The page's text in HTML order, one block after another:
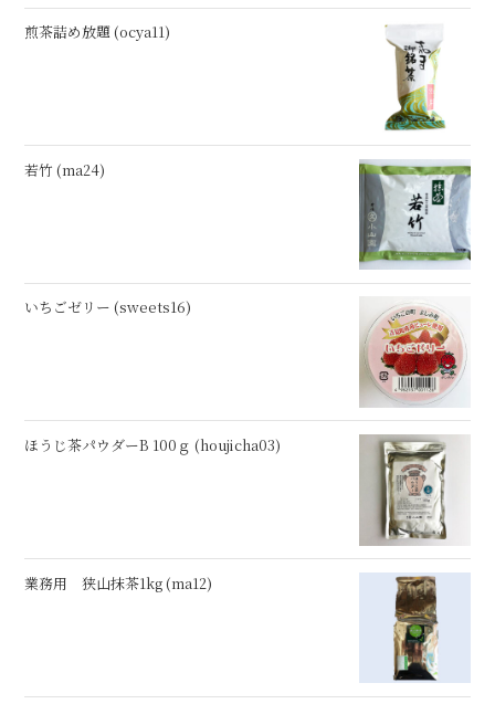
煎茶詰め放題 (ocya11)
若竹 (ma24)
いちごゼリー (sweets16)
ほうじ茶パウダーB 100ｇ (houjicha03)
業務用 狭山抹茶1kg (ma12)